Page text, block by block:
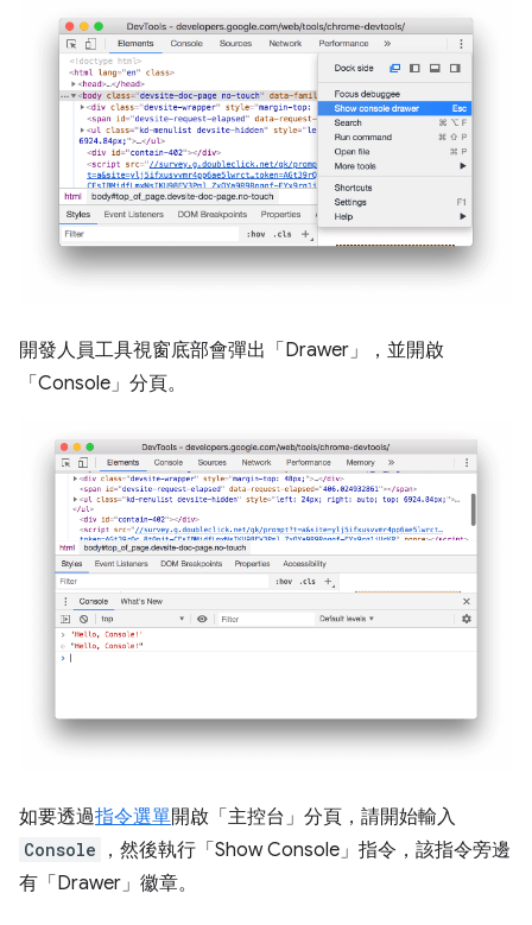
開發人員工具視窗底部會彈出「Drawer」，並開啟
「Console」 分頁。
如要透過指令選單開啟「主控台」分頁，請開始輸入
Console ，然後執行「Show Console」 指令，該指令旁邊
有 「Drawer」徽章。